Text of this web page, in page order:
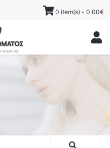
0 item(s) - 0.00€